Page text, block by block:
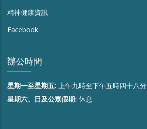
精神健康資訊
Facebook
辦公時間
星期一至星期五: 上午九時至下午五時四十八分
星期六、日及公眾假期: 休息